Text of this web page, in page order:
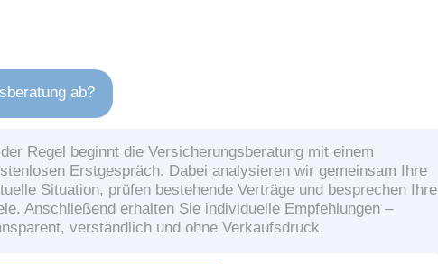
ab?
Regel beginnt die Versicherungsberatung mit einem
Erstgespräch. Dabei analysieren wir gemeinsam Ihre
Situation, prüfen bestehende Verträge und besprechen Ihre
Anschließend erhalten Sie individuelle Empfehlungen –
verständlich und ohne Verkaufsdruck.